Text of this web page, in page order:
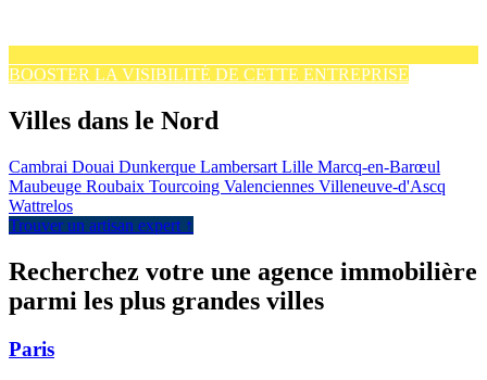
BOOSTER LA VISIBILITÉ DE CETTE ENTREPRISE
Villes dans le Nord
Cambrai Douai Dunkerque Lambersart Lille Marcq-en-Barœul
Maubeuge Roubaix Tourcoing Valenciennes Villeneuve-d'Ascq
Wattrelos
Trouver un artisan expert ↑
Recherchez votre une agence immobilière
parmi les plus grandes villes
Paris